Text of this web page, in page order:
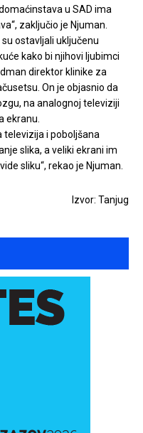
u SAD ima
zaključio je Njuman.
ostavljali uključenu
kako bi njihovi ljubimci
direktor klinike za
On je objasnio da
na analognoj televiziji
ekranu.
televizija i poboljšana
slika, a veliki ekrani im
sliku“, rekao je Njuman.
Izvor: Tanjug